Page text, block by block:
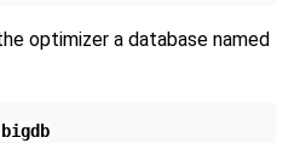
optimizer a database named